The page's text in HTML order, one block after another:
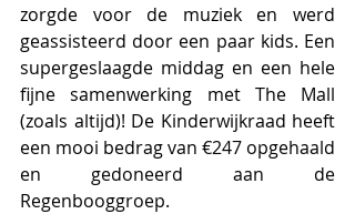
zorgde voor de muziek en werd
geassisteerd door een paar kids. Een
supergeslaagde middag en een hele
fijne samenwerking met The Mall
(zoals altijd)! De Kinderwijkraad heeft
een mooi bedrag van €247 opgehaald
en gedoneerd aan de
Regenbooggroep.